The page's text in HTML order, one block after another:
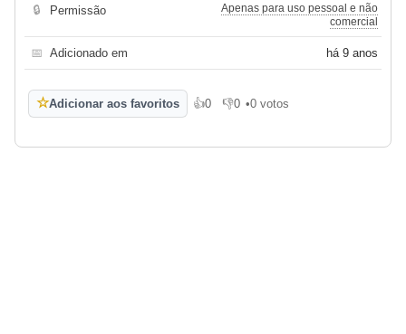
🔒 Permissão
Apenas para uso pessoal e não
comercial
📅 Adicionado em há 9 anos
☆Adicionar aos favoritos 👍0
Gosto👎0
Não gosto
•0 votos